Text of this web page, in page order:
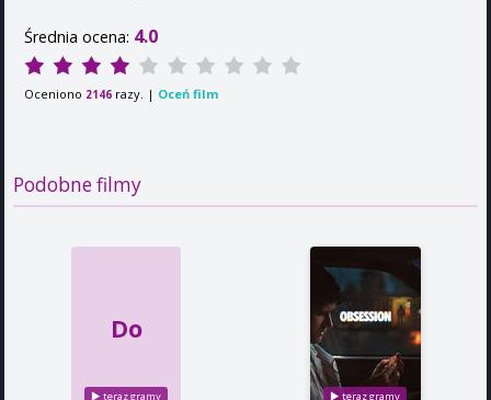
Średnia ocena: 4.0
Oceniono 2146 razy. | Oceń film
Podobne filmy
Do